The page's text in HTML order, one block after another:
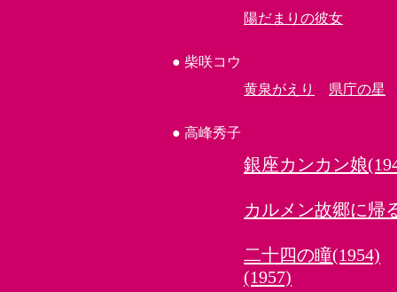
陽だまりの彼女
●柴咲コウ
黄泉がえり
県庁の星
●高峰秀子
銀座カンカン娘
カルメン故郷に帰
二十四の瞳(1954)
(1957)